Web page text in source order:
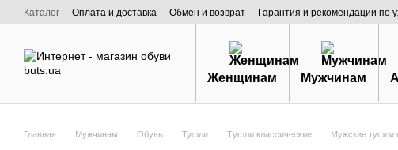
Перейти к основному контенту
Каталог Оплата и доставка Обмен и возврат Гарантия и рекомендации по
О нас
Женщинам Мужчинам
Главная Мужчинам Обувь Туфли Tуфли классические Мужские туфли